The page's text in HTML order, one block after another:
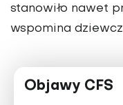
stanowiło nawet
wspomina
Objawy CFS